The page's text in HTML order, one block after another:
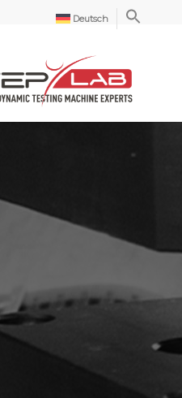
Deutsch